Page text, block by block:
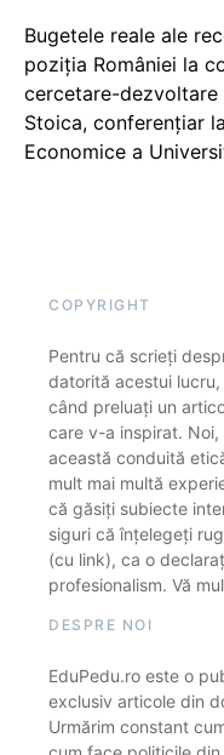
Bugetele reale ale
poziția României la
cercetare-dezvoltare
Stoica, conferențiar
Economice a
COPYRIGHT
Pentru că scrieți
datorită acestui
când preluați un
care v-a inspirat. Noi,
această conduită
mult mai multă
că găsiți subiecte
siguri că înțelegeți
(cu link), ca o
profesionalism. Vă
DESPRE NOI
EduPedu.ro este o
exclusiv articole din
Urmărim constant